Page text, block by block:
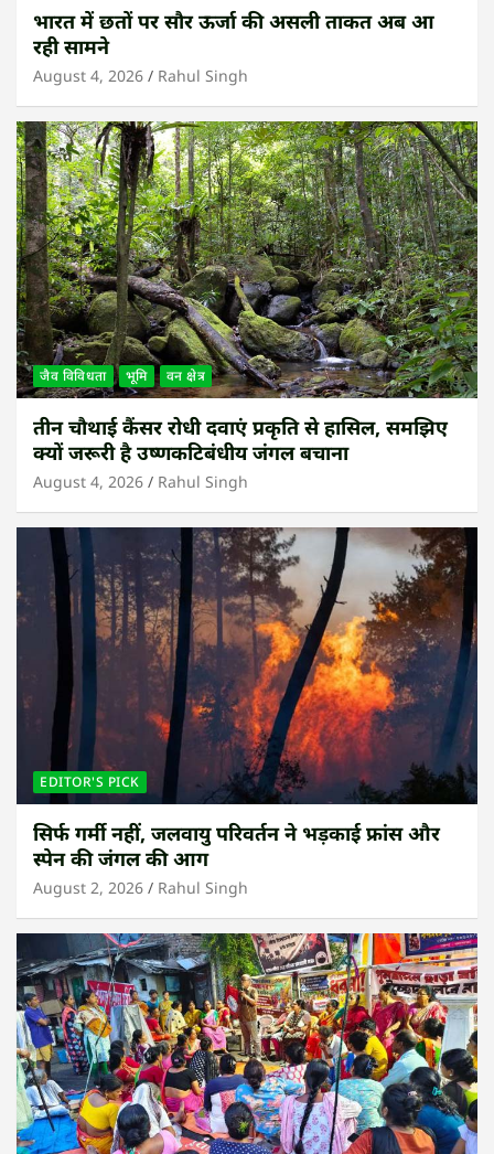
भारत में छतों पर सौर ऊर्जा की असली ताकत अब आ
रही सामने
August 4, 2026 Rahul Singh
जैव विविधता भूमि वन क्षेत्र
तीन चौथाई कैंसर रोधी दवाएं प्रकृति से हासिल, समझिए
क्यों जरूरी है उष्णकटिबंधीय जंगल बचाना
August 4, 2026 Rahul Singh
EDITOR'S PICK
सिर्फ गर्मी नहीं, जलवायु परिवर्तन ने भड़काई फ्रांस और
स्पेन की जंगल की आग
August 2, 2026 Rahul Singh